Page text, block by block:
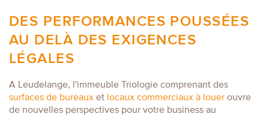
DES PERFORMANCES POUSSÉES
AU DELÀ DES EXIGENCES
LÉGALES
A Leudelange, l'immeuble Triologie comprenant des
surfaces de bureaux et locaux commerciaux à louer ouvre
de nouvelles perspectives pour votre business au